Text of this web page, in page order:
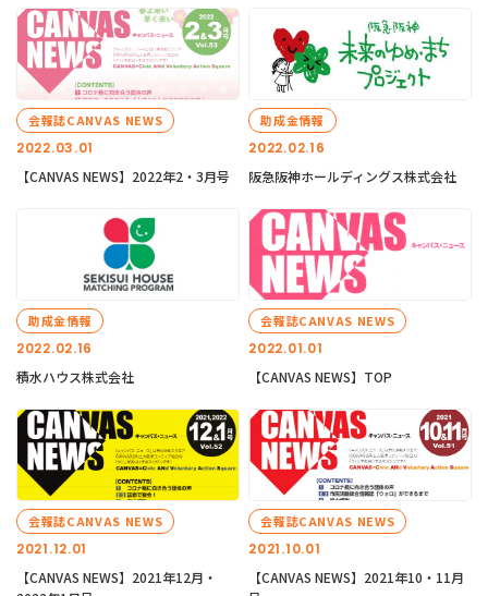
2022.03.01
会報誌CANVAS NEWS
【CANVAS NEWS】2022年2・3月号
2022.02.16
助成金情報
阪急阪神ホールディングス株式会社
2022.02.16
助成金情報
積水ハウス株式会社
2022.01.01
会報誌CANVAS NEWS
【CANVAS NEWS】TOP
2021.12.01
会報誌CANVAS NEWS
【CANVAS NEWS】2021年12月・
2021.10.01
会報誌CANVAS NEWS
【CANVAS NEWS】2021年10・11月